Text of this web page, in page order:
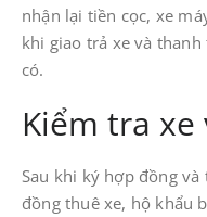
nhận lại tiền cọc, xe
khi giao trả xe và
có.
Kiểm tra xe
Sau khi ký hợp đồng
đồng thuê xe, hộ khẩu